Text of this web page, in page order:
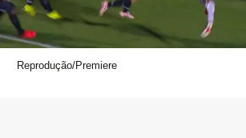
Reprodução/Premiere